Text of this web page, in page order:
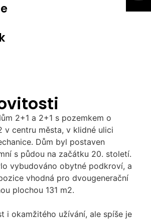
2+1 a 2+1 s pozemkem o
v centru města, v klidné ulici
Dům byl postaven
s půdou na začátku 20. století.
vybudováno obytné podkroví, a
vhodná pro dvougenerační
plochou 131 m2.
i okamžitého užívání, ale spíše je